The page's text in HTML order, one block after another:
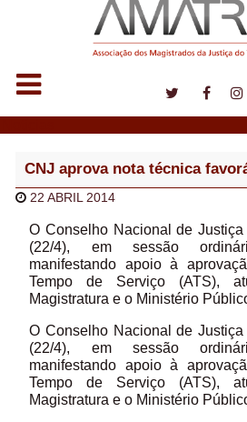
CNJ aprova nota técnica
22 ABRIL 2014
O Conselho Nacional de
(22/4), em sessão
manifestando apoio à
Tempo de Serviço (ATS),
Magistratura e o Ministério
O Conselho Nacional de
(22/4), em sessão
manifestando apoio à
Tempo de Serviço (ATS),
Magistratura e o Ministério